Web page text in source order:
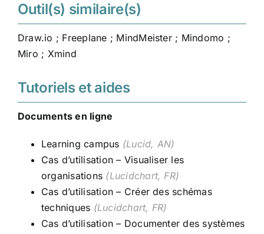
Outil(s) similaire(s)
Draw.io ; Freeplane ; MindMeister; Mindomo ;
Miro ; Xmind
Tutoriels et aides
Documents en ligne
Learning campus (Lucid, AN)
Cas d’utilisation – Visualiser les
organisations (Lucidchart, FR)
Cas d’utilisation – Créer des schémas
techniques (Lucidchart, FR)
Cas d’utilisation – Documenter des systèmes